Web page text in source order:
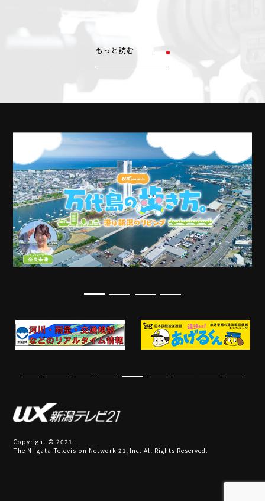
もっと読む
Copyright © 2021
The Niigata Television Network 21,Inc. All Rights Reserved.